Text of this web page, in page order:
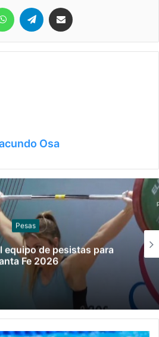
WhatsAppTelegram
Osa
Pesas
equipo de pesistas para
Fe 2026